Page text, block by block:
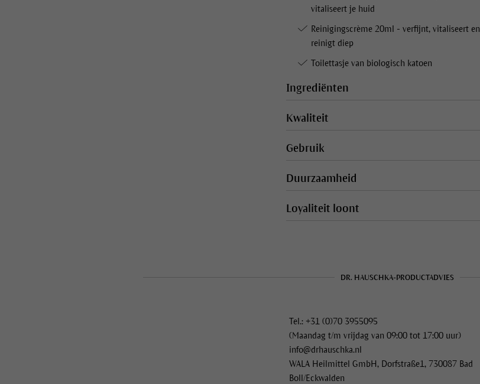
vitaliseert je huid
Reinigingscrème 20ml - verfijnt, vitaliseert en
reinigt diep
Toilettasje van biologisch katoen
Ingrediënten
Kwaliteit
Gebruik
Duurzaamheid
Loyaliteit loont
DR. HAUSCHKA-PRODUCTADVIES
Tel.: +31 (0)70 3955095
(Maandag t/m vrijdag van 09:00 tot 17:00 uur)
info@drhauschka.nl
WALA Heilmittel GmbH, Dorfstraße1, 730087 Bad
Boll/Eckwalden